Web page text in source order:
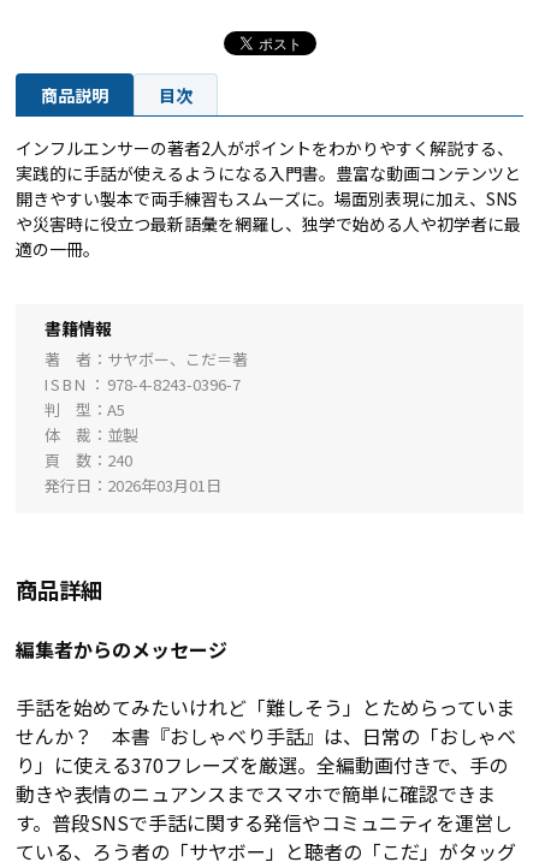
商品説明 目次
インフルエンサーの著者2人がポイントをわかりやすく解説する、
実践的に手話が使えるようになる入門書。豊富な動画コンテンツと
開きやすい製本で両手練習もスムーズに。場面別表現に加え、SNS
や災害時に役立つ最新語彙を網羅し、独学で始める人や初学者に最
適の一冊。
書籍情報
著 者
サヤボー、こだ＝著
ISBN
978-4-8243-0396-7
判 型
A5
体 裁
並製
頁 数
240
発行日
2026年03月01日
商品詳細
編集者からのメッセージ
手話を始めてみたいけれど「難しそう」とためらっていま
せんか？ 本書『おしゃべり手話』は、日常の「おしゃべ
り」に使える370フレーズを厳選。全編動画付きで、手の
動きや表情のニュアンスまでスマホで簡単に確認できま
す。普段SNSで手話に関する発信やコミュニティを運営し
ている、ろう者の「サヤボー」と聴者の「こだ」がタッグ